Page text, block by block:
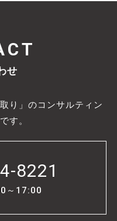
せ
り」のコンサルティン
す。
8221
～17:00